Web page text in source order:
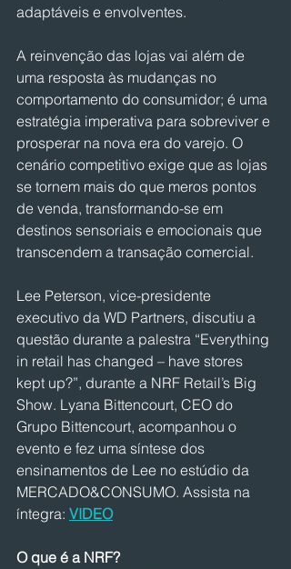
adaptáveis e envolventes.
A reinvenção das lojas vai além de
uma resposta às mudanças no
comportamento do consumidor; é uma
estratégia imperativa para sobreviver e
prosperar na nova era do varejo. O
cenário competitivo exige que as lojas
se tornem mais do que meros pontos
de venda, transformando-se em
destinos sensoriais e emocionais que
transcendem a transação comercial.
Lee Peterson, vice-presidente
executivo da WD Partners, discutiu a
questão durante a palestra “Everything
in retail has changed – have stores
kept up?”, durante a NRF Retail’s Big
Show. Lyana Bittencourt, CEO do
Grupo Bittencourt, acompanhou o
evento e fez uma síntese dos
ensinamentos de Lee no estúdio da
MERCADO&CONSUMO. Assista na
íntegra: VIDEO
O que é a NRF?